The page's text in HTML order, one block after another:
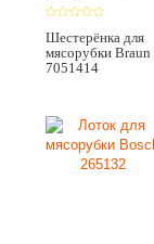
Шестерёнка для
мясорубки Braun
7051414